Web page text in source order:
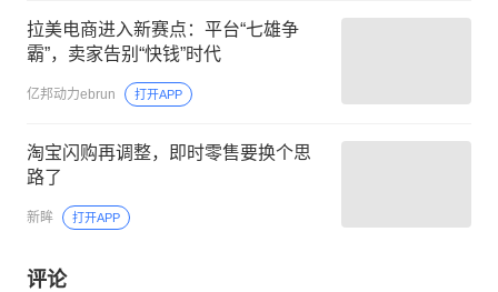
拉美电商进入新赛点：平台“七雄争
霸”，卖家告别“快钱”时代
亿邦动力ebrun 打开APP
淘宝闪购再调整，即时零售要换个思
路了
新眸 打开APP
评论